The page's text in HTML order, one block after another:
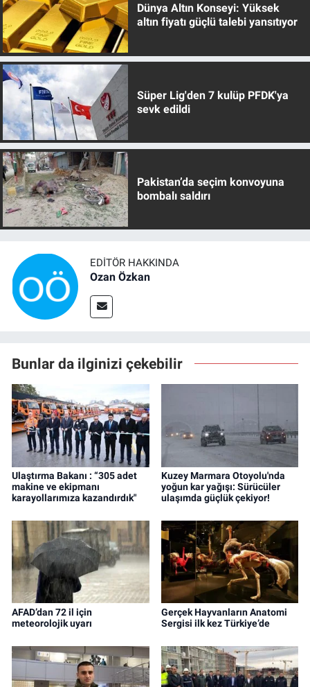
Dünya Altın Konseyi: Yüksek
altın fiyatı güçlü talebi yansıtıyor
Süper Lig'den 7 kulüp PFDK'ya
sevk edildi
Pakistan’da seçim konvoyuna
bombalı saldırı
EDITÖR HAKKINDA
Ozan Özkan
Bunlar da ilginizi çekebilir
Ulaştırma Bakanı : “305 adet
makine ve ekipmanı
karayollarımıza kazandırdık"
Kuzey Marmara Otoyolu'nda
yoğun kar yağışı: Sürücüler
ulaşımda güçlük çekiyor!
AFAD’dan 72 il için
meteorolojik uyarı
Gerçek Hayvanların Anatomi
Sergisi ilk kez Türkiye’de